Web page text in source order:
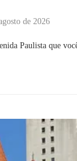
de 2026
Paulista que